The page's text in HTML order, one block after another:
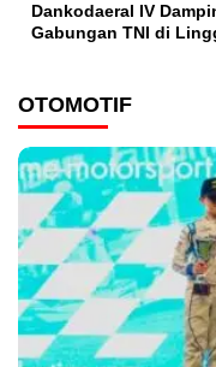
Dankodaeral IV
Gabungan TNI di
OTOMOTIF